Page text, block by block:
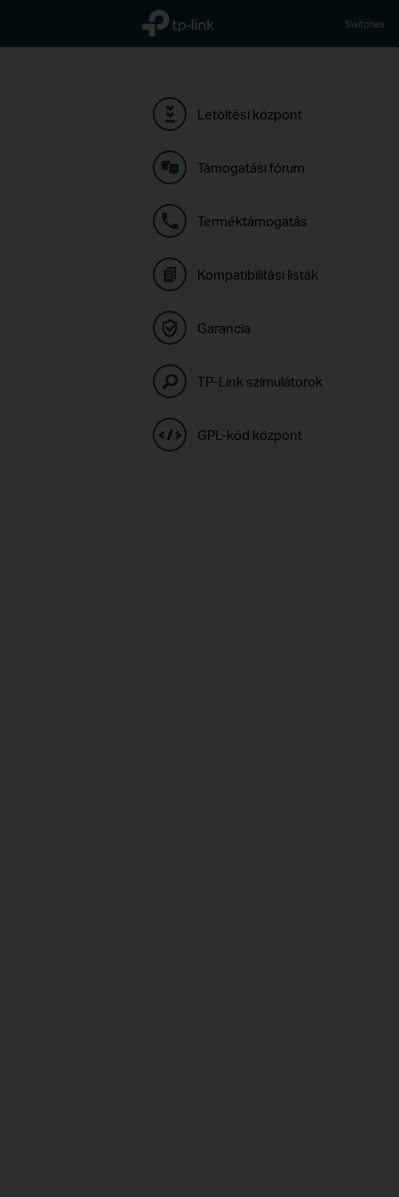
TP-Link, Reliably Smart Switches
Letöltési központ
Támogatási fórum
Terméktámogatás
Kompatibilitási listák
Garancia
TP-Link szimulátorok
GPL-kód központ